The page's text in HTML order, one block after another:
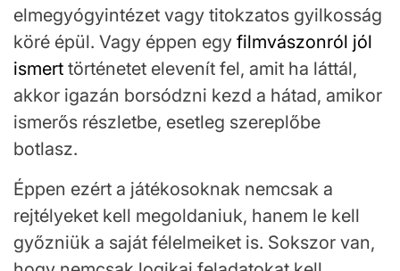
elmegyógyintézet vagy titokzatos gyilkosság
köré épül. Vagy éppen egy filmvászonról jól
ismert történetet elevenít fel, amit ha láttál,
akkor igazán borsódzni kezd a hátad, amikor
ismerős részletbe, esetleg szereplőbe
botlasz.
Éppen ezért a játékosoknak nemcsak a
rejtélyeket kell megoldaniuk, hanem le kell
győzniük a saját félelmeiket is. Sokszor van,